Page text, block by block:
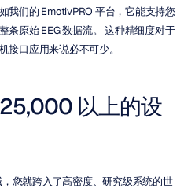
我们的 EmotivPRO 平台，它能支持您
条原始 EEG 数据流。 这种精细度对于
接口应用来说必不可少。
以上的设
您就跨入了高密度、研究级系统的世